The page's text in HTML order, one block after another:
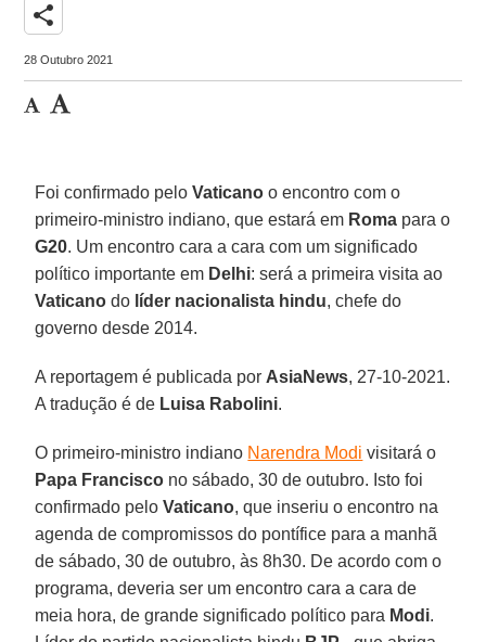
share
28 Outubro 2021
Foi confirmado peloVaticano o encontro com o
primeiro-ministro indiano, que estará em Roma para o
G20. Um encontro cara a cara com um significado
político importante em Delhi: será a primeira visita ao
Vaticano do líder nacionalista hindu, chefe do
governo desde 2014.
A reportagem é publicada por AsiaNews, 27-10-2021.
A tradução é de Luisa Rabolini.
O primeiro-ministro indiano Narendra Modi visitará o
Papa Francisco no sábado, 30 de outubro. Isto foi
confirmado peloVaticano, que inseriu o encontro na
agenda de compromissos do pontífice para a manhã
de sábado, 30 de outubro, às 8h30. De acordo com o
programa, deveria ser um encontro cara a cara de
meia hora, de grande significado político para Modi.